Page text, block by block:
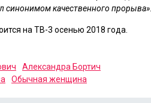
синонимом качественного прорыва»
на ТВ-3 осенью 2018 года.
Александра Бортич
Обычная женщина